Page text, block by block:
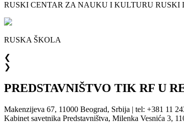
RUSKI CENTAR ZA NAUKU I KULTURU RUSKI
RUSKA ŠKOLA
❮
❯
PREDSTAVNIŠTVO TIK RF U
Makenzijeva 67, 11000 Beograd, Srbija | tel: +381 11
Kabinet savetnika Predstavništva, Milenka Vesnića 3,